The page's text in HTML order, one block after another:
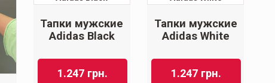
Тапки мужские
Adidas Black
1.247 грн.
Тапки мужские
Adidas White
1.247 грн.